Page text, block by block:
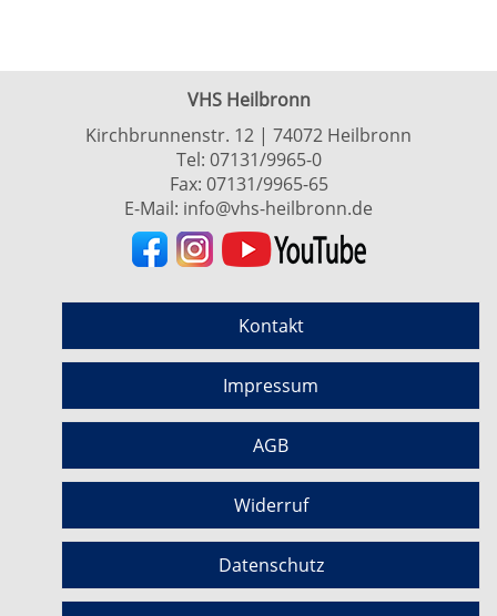
VHS Heilbronn
Kirchbrunnenstr. 12 | 74072 Heilbronn
Tel: 07131/9965-0
Fax: 07131/9965-65
E-Mail: info@vhs-heilbronn.de
Kontakt
Impressum
AGB
Widerruf
Datenschutz